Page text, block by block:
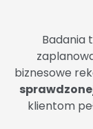
Badania
biznesowe
klientom